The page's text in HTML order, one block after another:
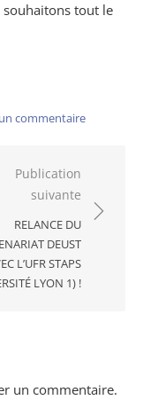
tout le
commentaire
Publication
suivante
RELANCE DU
DEUST
L’UFR STAPS
LYON 1) !
un commentaire.